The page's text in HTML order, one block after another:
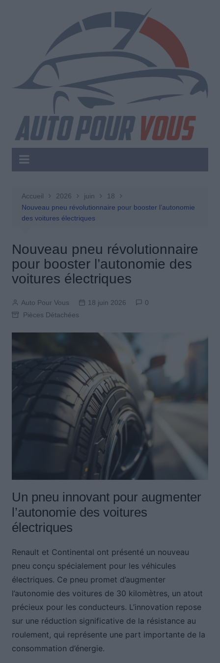
Accueil 2026 juin
18
Nouveau pneu révolutionnaire pour booster l’autonomie
des voitures électriques
Nouveau pneu révolutionnaire
pour booster l’autonomie des
voitures électriques
Auto Pour Vous 18 juin 2026
0
Pièces Détachées
Un pneu innovant pour augmenter
l’autonomie des voitures
électriques
Renault et Continental ont présenté un nouveau
pneu conçu spécialement pour les véhicules
électriques. Ce pneu promet d’augmenter
l’autonomie des voitures de 30 kilomètres, un atout
précieux pour les conducteurs. L’innovation repose
sur une réduction significative de la résistance au
roulement, qui représente une part importante de la
consommation d’énergie.